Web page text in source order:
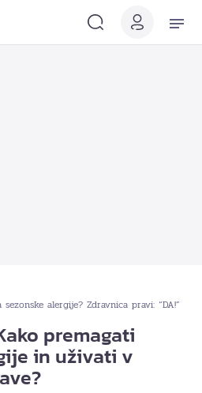
alergije? Zdravnica pravi: “DA!”
premagati
in uživati v